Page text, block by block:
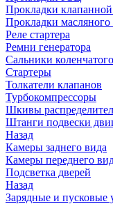
Прокладки
Прокладки масляного
Реле стартера
Ремни генератора
Сальники
Стартеры
Толкатели клапанов
Турбокомпрессоры
Шкивы
Штанги подвески
Назад
Камеры заднего вида
Камеры переднего
Подсветка дверей
Назад
Зарядные и пусковые